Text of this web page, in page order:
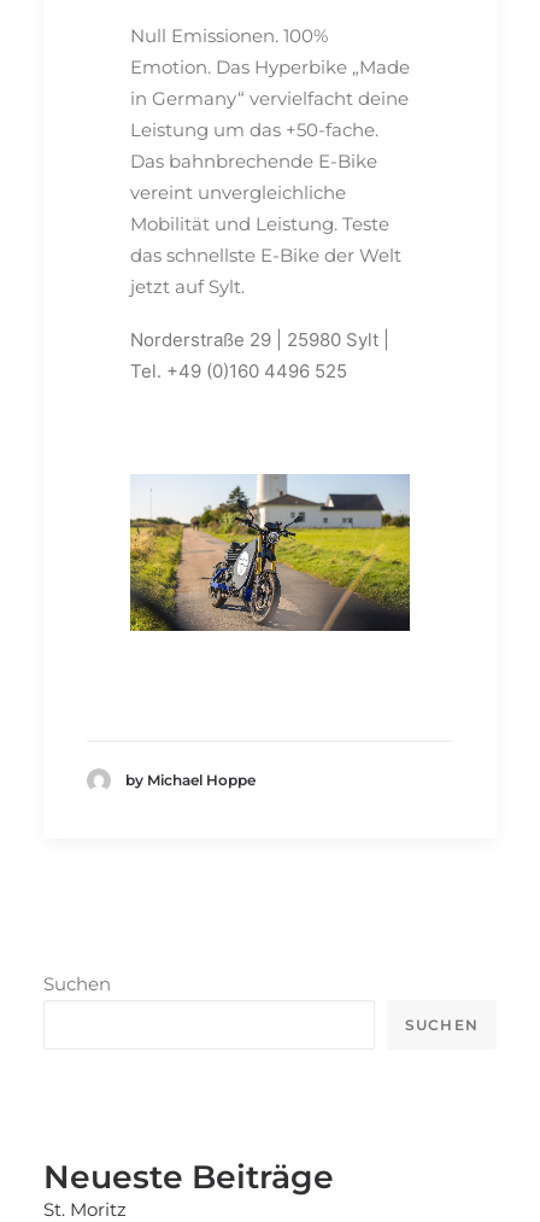
Null Emissionen. 100%
Emotion. Das Hyperbike „Made
in Germany“ vervielfacht deine
Leistung um das +50-fache.
Das bahnbrechende E-Bike
vereint unvergleichliche
Mobilität und Leistung. Teste
das schnellste E-Bike der Welt
jetzt auf Sylt.
Norderstraße 29 | 25980 Sylt |
Tel. +49 (0)160 4496 525
by Michael Hoppe
Suchen
SUCHEN
Neueste Beiträge
St. Moritz